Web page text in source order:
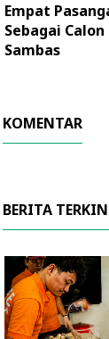
Empat
Sebagai
Sambas
KOMENTAR
BERITA